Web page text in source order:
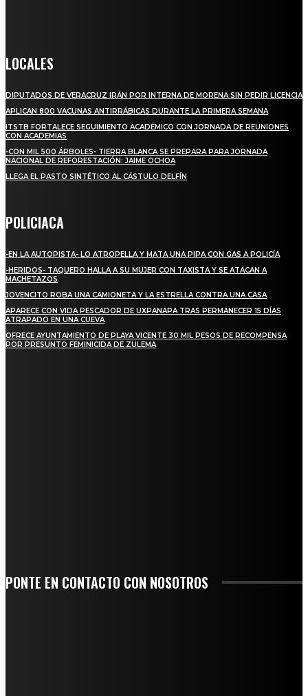
LOCALES
DIPUTADOS DE VERACRUZ IRÁN POR INTERNA DE MORENA SIN PEDIR LICENCIA
APLICAN 800 VACUNAS ANTIRRÁBICAS DURANTE LA PRIMERA SEMANA
ITSTB FORTALECE SEGUIMIENTO ACADÉMICO CON JORNADA DE REUNIONES
CON ACADEMIAS
-CON MIL 500 ÁRBOLES- TIERRA BLANCA SE PREPARA PARA JORNADA
NACIONAL DE REFORESTACIÓN: JAIME OCHOA
LLEGA EL PASTO SINTÉTICO AL CÁSTULO DELFÍN
POLICIACA
-EN LA AUTOPISTA- LO ATROPELLA Y MATA UNA PIPA CON GAS A POLICÍA
-HERIDOS- TAQUERO HALLA A SU MUJER CON TAXISTA Y SE ATACAN A
MACHETAZOS
JOVENCITO ROBA UNA CAMIONETA Y LA ESTRELLA CONTRA UNA CASA
APARECE CON VIDA PESCADOR DE UXPANAPA TRAS PERMANECER 15 DÍAS
ATRAPADO EN UNA CUEVA
OFRECE AYUNTAMIENTO DE PLAYA VICENTE 30 MIL PESOS DE RECOMPENSA
POR PRESUNTO FEMINICIDA DE ZULEMA
PONTE EN CONTACTO CON NOSOTROS